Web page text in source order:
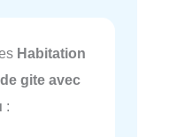
Habitation
gite avec
: